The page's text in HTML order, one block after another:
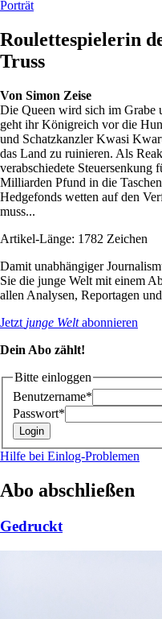
Porträt
Roulettespielerin
Truss
Von Simon Zeise
Die Queen wird sich im Grabe
geht ihr Königreich vor die
und Schatzkanzler Kwasi
das Land zu ruinieren. Als
verabschiedete
Milliarden Pfund in die
Hedgefonds wetten auf den
muss...
Artikel-Länge: 1782 Zeichen
Damit unabhängiger
Sie die junge Welt mit einem
allen Analysen, Reportagen
Jetzt junge Weltabonnieren
Dein Abo zählt!
Bitte einloggen
Benutzername*
Passwort*
Hilfe bei Einlog-Problemen
Abo abschließen
Gedruckt